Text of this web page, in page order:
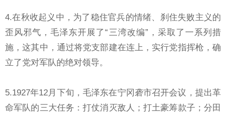
4.在秋收起义中，为了稳住官兵的情绪、刹住失败主义的
歪风邪气，毛泽东开展了“三湾改编”，采取了一系列措
施，这其中，通过将党支部建在连上，实行党指挥枪，确
立了党对军队的绝对领导。
5.1927年12月下旬，毛泽东在宁冈砻市召开会议，提出革
命军队的三大任务：打仗消灭敌人；打土豪筹款子；分田